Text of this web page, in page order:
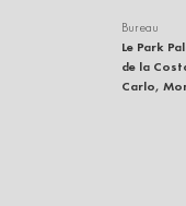
Bureau
Le Park
de la
Carlo,